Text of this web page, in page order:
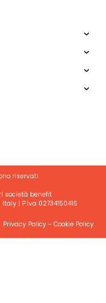
riservati
società benefit
| P.Iva 02734150416
Privacy Policy - Cookie Policy